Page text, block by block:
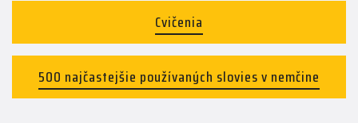
Cvičenia
500 najčastejšie používaných slovies v nemčine